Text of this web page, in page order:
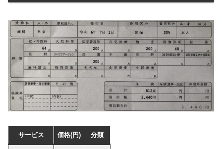
サービス 価格(円) 分類